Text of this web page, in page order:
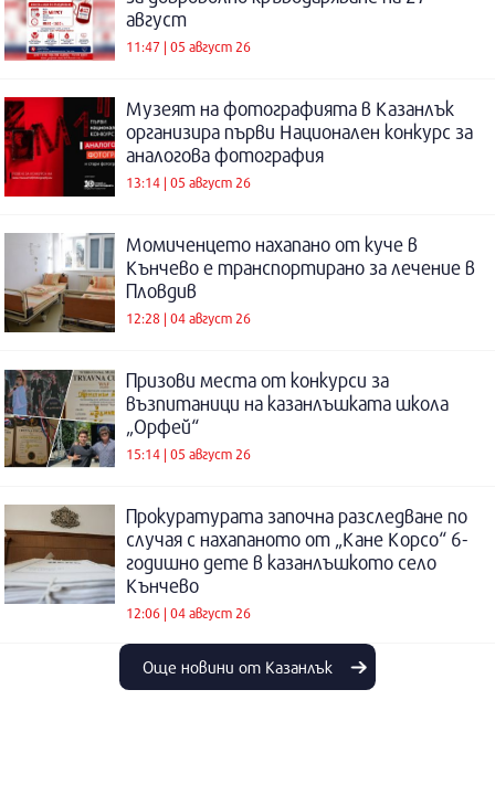
август
11:47 | 05 август 26
Музеят на фотографията в Казанлък
организира първи Национален конкурс за
аналогова фотография
13:14 | 05 август 26
Момиченцето нахапано от куче в
Кънчево е транспортирано за лечение в
Пловдив
12:28 | 04 август 26
Призови места от конкурси за
възпитаници на казанлъшката школа
„Орфей“
15:14 | 05 август 26
Прокуратурата започна разследване по
случая с нахапаното от „Кане Корсо“ 6-
годишно дете в казанлъшкото село
Кънчево
12:06 | 04 август 26
Още новини от Казанлък